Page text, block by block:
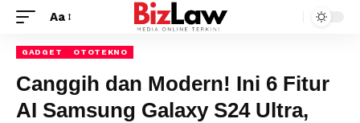
Aa
GADGET OTOTEKNO
Canggih dan Modern! Ini 6 Fitur
AI Samsung Galaxy S24 Ultra,